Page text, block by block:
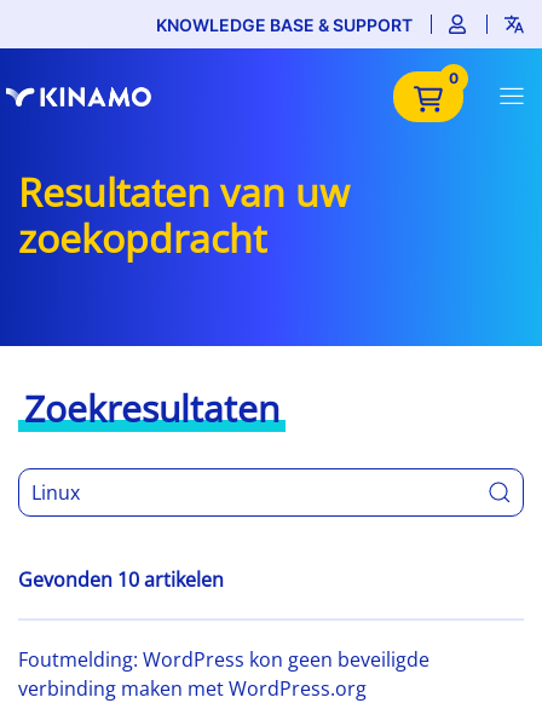
KNOWLEDGE BASE & SUPPORT
0
Resultaten van uw
zoekopdracht
Zoekresultaten
Gevonden 10 artikelen
Foutmelding: WordPress kon geen beveiligde
verbinding maken met WordPress.org